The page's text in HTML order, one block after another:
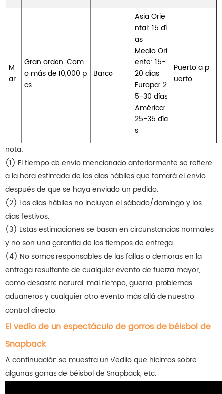
M
ar
Gran orden. Com
o más de 10,000 p
cs
Barco
Asia Orie
ntal: 15 dí
as
Medio Ori
ente: 15-
20 días
Europa: 2
5-30 días
América:
25-35 día
s
Puerto a p
uerto
nota:
(1) El tiempo de envío mencionado anteriormente se refiere
a la hora estimada de los días hábiles que tomará el envío
después de que se haya enviado un pedido.
(2) Los días hábiles no incluyen el sábado/domingo y los
días festivos.
(3) Estas estimaciones se basan en circunstancias normales
y no son una garantía de los tiempos de entrega.
(4) No somos responsables de las fallas o demoras en la
entrega resultante de cualquier evento de fuerza mayor,
como desastre natural, mal tiempo, guerra, problemas
aduaneros y cualquier otro evento más allá de nuestro
control directo.
El vedio de un espectáculo de gorros de béisbol de
Snapback
A continuación se muestra un Vediio que hicimos sobre
algunas gorras de béisbol de Snapback, etc.